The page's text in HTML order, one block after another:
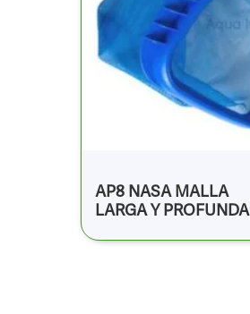
AP8 NASA MALLA
LARGA Y PROFUNDA